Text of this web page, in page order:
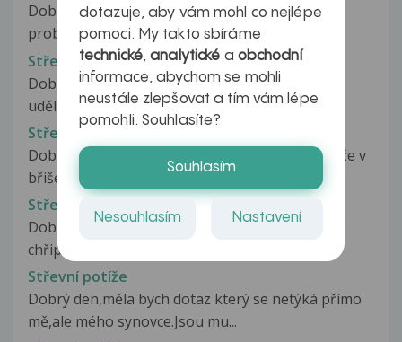
Dobrý den chtěla bych se zeptat mám takový
problém. Už tři týdny trpím průjmy...
Střevní potíže
Dobrý den, někdy v půlce ledna se přítelkyni
udělalo špatně s horečkou a...
Střevní potíže
Dobrý den , už týden mám průjem,horečky,křeče v
břiše,zvracení s používaním...
Střevní potíže
Dobrý den, někdy v listopadu jsem měla střevní
chřipku. Silné křeče ve střevech,...
Střevní potíže
Dobrý den,měla bych dotaz který se netýká přímo
mě,ale mého synovce.Jsou mu...
dotazuje, aby vám mohl co nejlépe
pomoci. My takto sbíráme
technické,analytické a obchodní
informace, abychom se mohli
neustále zlepšovat a tím vám lépe
pomohli. Souhlasíte?
Souhlasím
Nesouhlasím Nastavení